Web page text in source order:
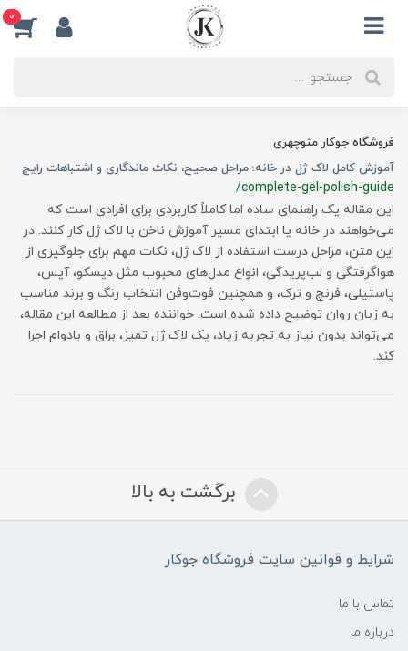
0
فروشگاه جوکار منوچهری
آموزش کامل لاک ژل در خانه؛ مراحل صحیح، نکات ماندگاری و اشتباهات رایج
/complete-gel-polish-guide
این مقاله یک راهنمای ساده اما کاملاً کاربردی برای افرادی است که
می‌خواهند در خانه یا ابتدای مسیر آموزش ناخن با لاک ژل کار کنند. در
این متن، مراحل درست استفاده از لاک ژل، نکات مهم برای جلوگیری از
هواگرفتگی و لب‌پریدگی، انواع مدل‌های محبوب مثل دیسکو، آیس،
پاستیلی، فرنچ و ترک، و همچنین فوت‌وفن انتخاب رنگ و برند مناسب
به زبان روان توضیح داده شده است. خواننده بعد از مطالعه این مقاله،
می‌تواند بدون نیاز به تجربه زیاد، یک لاک ژل تمیز، براق و بادوام اجرا
کند.
برگشت به بالا
شرایط و قوانین سایت فروشگاه جوکار
تماس با ما
درباره ما